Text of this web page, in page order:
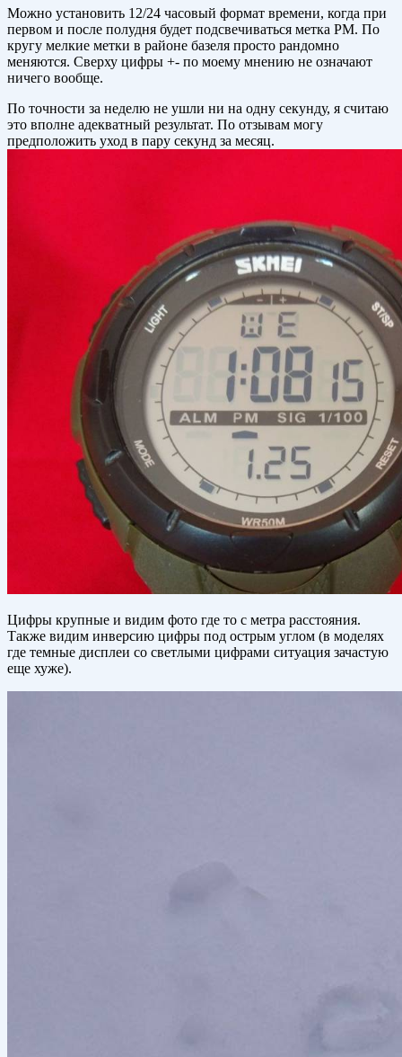
Можно установить 12/24 часовый формат времени, когда при
первом и после полудня будет подсвечиваться метка PM. По
кругу мелкие метки в районе базеля просто рандомно
меняются. Сверху цифры +- по моему мнению не означают
ничего вообще.
По точности за неделю не ушли ни на одну секунду, я считаю
это вполне адекватный результат. По отзывам могу
предположить уход в пару секунд за месяц.
Цифры крупные и видим фото где то с метра расстояния.
Также видим инверсию цифры под острым углом (в моделях
где темные дисплеи со светлыми цифрами ситуация зачастую
еще хуже).